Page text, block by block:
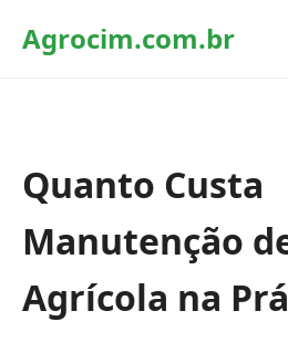
Agrocim.com.br
Quanto Custa
Manutenção
Agrícola na